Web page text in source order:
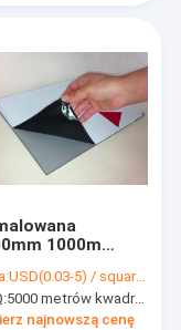
1000m
do ochrony
maski
USD(0.03-5) / square meter
5000 metrów kwadratowych, 10000 metrów kwadratowych z nadrukiem
najnowszą cenę